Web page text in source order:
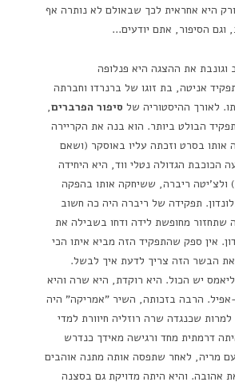
היא אחראית לכך שבאולם לא נותרה אף
וגם הסיפור, אתם יודעים…
את ההצגה היא פנלופה
אניטה, בת זוגו של ברנרדו וחברתה
לאורך ההיסטוריה של סיפור הפרברים,
הבולט ביותר. הוא בנה את הקריירה
אותו בסרט וזכתה עליו באוסקר (ושאם
הכוכבת הגדולה נטלי ווד, היא היחידה
ולצ'יטה ריברה, ששיחקה אותו בהפקה
תפקידה של ריברה היה כה חשוב
שתחזור מחופשת לידה ודחו בשבילה את
אין ספק שהתפקיד הזה מביא איתו הכי
הבשר הזה צריך לדעת איך לבשל.
יש הכול. היא רוקדת, היא שרה והיא
אפיל. הרבה בזכותה, השיר "אמריקה" היה
שכנגדה שרה רוזליה חיוורת למדי
דרמתית מחד ורגישה מאידך כנדרש
מריה, לאחר שתפסה אותה מתנה אוהבים
אהובה. והיא היתה מדויקת גם בסצנה